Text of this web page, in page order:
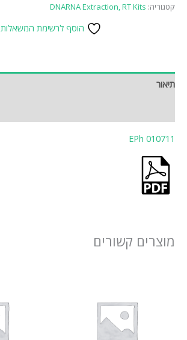
קטגוריה: DNARNA Extraction, RT Kits
הוסף לרשימת המשאלות
תיאור
EPh 010711
מוצרים קשורים